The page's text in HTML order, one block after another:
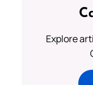
Explore